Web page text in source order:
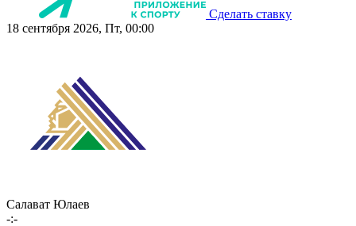
Сделать ставку
18 сентября 2026, Пт, 00:00
Салават Юлаев
-:-